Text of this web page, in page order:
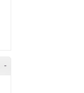
-